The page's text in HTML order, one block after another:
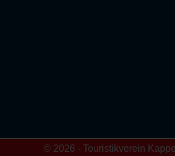
© 2026 - Touristikverein